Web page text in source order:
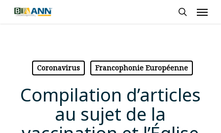
Skip
Coronavirus Francophonie Européenne
Compilation d’articles
au sujet de la